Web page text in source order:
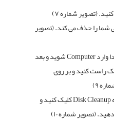
شما را حذف می کند. (تصویر
اگر شما ویندوز ۸ دارید باید ابتدا وارد Computer شوید و بعد
راست کنید و بر روی
و در پنجره باز شده بر روی دکمه Disk Cleanup کلیک کنید و
(تصویر شماره ۱۰)